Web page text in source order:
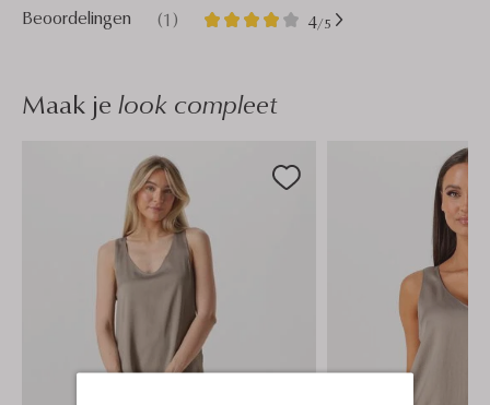
Beoordelingen (1) 4/5
1
4
Maak je look compleet